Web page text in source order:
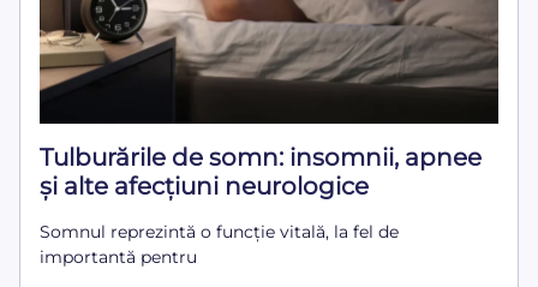
Tulburările de somn: insomnii, apnee
și alte afecțiuni neurologice
Somnul reprezintă o funcție vitală, la fel de
importantă pentru